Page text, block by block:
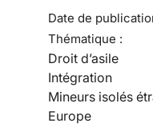
Date de
Thématique :
Droit d’asile
Intégration
Mineurs isolés
Europe